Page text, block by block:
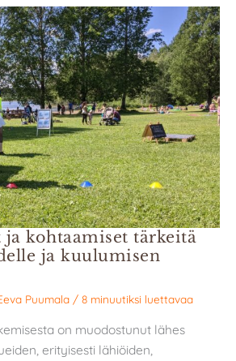
kohtaamiset tärkeitä
ja kuulumisen
Puumala / 8 minuutiksi luettavaa
on muodostunut lähes
erityisesti lähiöiden,